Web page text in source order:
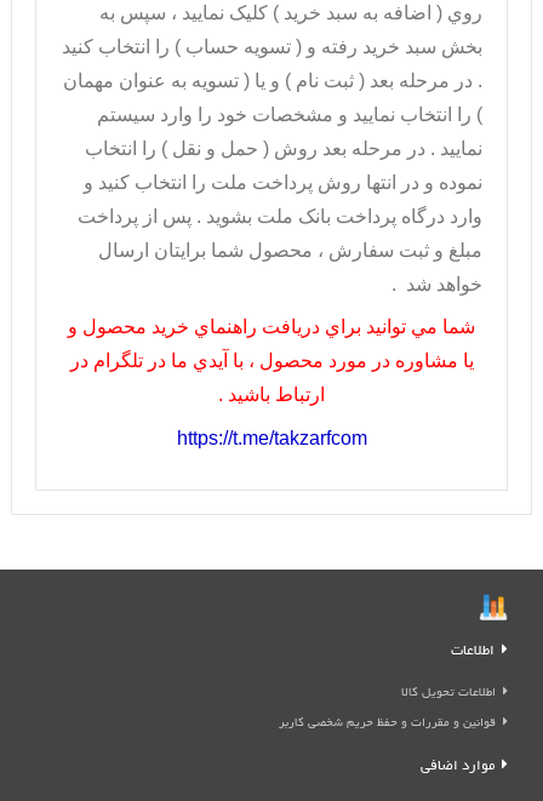
روي ( اضافه به سبد خريد ) کليک نماييد ، سپس به
بخش سبد خريد رفته و ( تسويه حساب ) را انتخاب کنيد
. در مرحله بعد ( ثبت نام ) و يا ( تسويه به عنوان مهمان
) را انتخاب نماييد و مشخصات خود را وارد سيستم
نماييد . در مرحله بعد روش ( حمل و نقل ) را انتخاب
نموده و در انتها روش پرداخت ملت را انتخاب کنيد و
وارد درگاه پرداخت بانک ملت بشويد . پس از پرداخت
مبلغ و ثبت سفارش ، محصول شما برايتان ارسال
خواهد شد .
شما مي توانيد براي دريافت راهنماي خريد محصول و
يا مشاوره در مورد محصول ، با آيدي ما در تلگرام در
ارتباط باشيد .
https://t.me/takzarfcom
اطلاعات
اطلاعات تحویل کالا
قوانین و مقررات و حفظ حریم شخصی کاربر
موارد اضافی